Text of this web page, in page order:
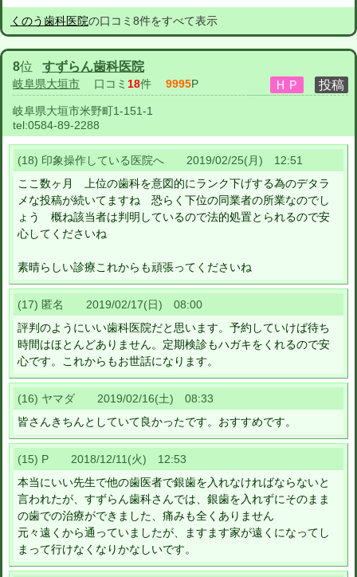
くのう歯科医院の口コミ8件をすべて表示
8位 すずらん歯科医院
岐阜県大垣市 口コミ 18件 9995P
岐阜県大垣市米野町1-151-1
tel:0584-89-2288
(18) 印象操作している医院へ 2019/02/25(月) 12:51
ここ数ヶ月 上位の歯科を意図的にランク下げする為のデタラ
メな投稿が続いてますね 恐らく下位の同業者の所業なのでし
ょう 概ね該当者は判明しているので法的処置とられるので安
心してくださいね
素晴らしい診療これからも頑張ってくださいね
(17) 匿名 2019/02/17(日) 08:00
評判のようにいい歯科医院だと思います。予約していけば待ち
時間はほとんどありません。定期検診もハガキをくれるので安
心です。これからもお世話になります。
(16) ヤマダ 2019/02/16(土) 08:33
皆さんきちんとしていて良かったです。おすすめです。
(15) P 2018/12/11(火) 12:53
本当にいい先生で他の歯医者で銀歯を入れなければならないと
言われたが、すずらん歯科さんでは、銀歯を入れずにそのまま
の歯での治療ができました、痛みも全くありません
元々遠くから通っていましたが、ますます家が遠くになってし
まって行けなくなりかなしいです。